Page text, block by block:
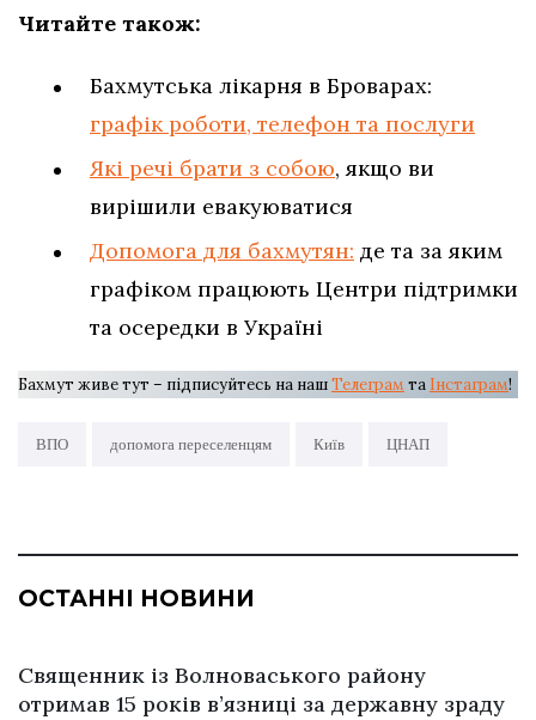
Читайте також:
Бахмутська лікарня в Броварах:
графік роботи, телефон та послуги
Які речі брати з собою, якщо ви
вирішили евакуюватися
Допомога для бахмутян: де та за яким
графіком працюють Центри підтримки
та осередки в Україні
Бахмут живе тут – підписуйтесь на нашТелеграм та Інстаграм!
ВПО допомога переселенцям Київ ЦНАП
ОСТАННІ НОВИНИ
Священник із Волноваського району
отримав 15 років в’язниці за державну зраду